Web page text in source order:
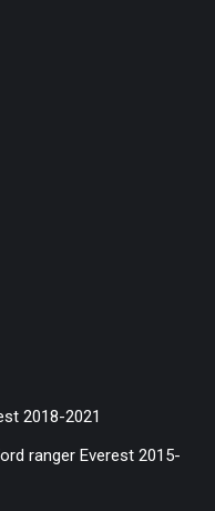
2018-2021
ranger Everest 2015-